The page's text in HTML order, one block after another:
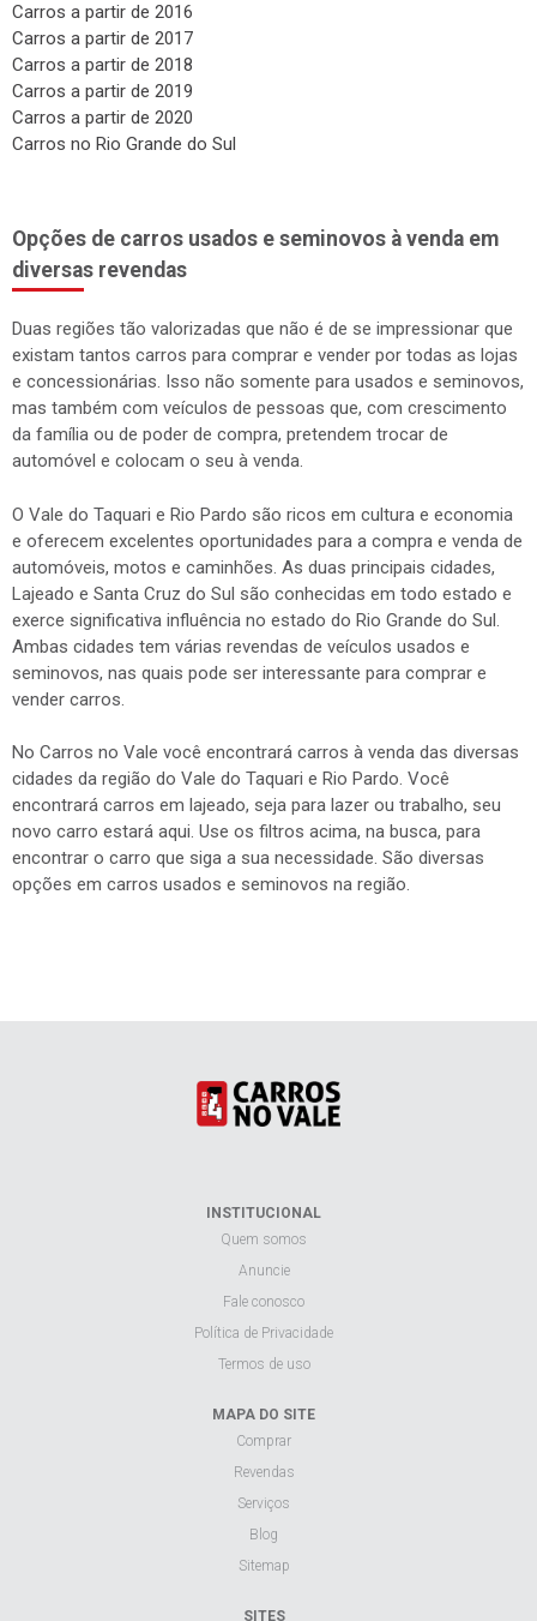
Carros a partir de 2016
Carros a partir de 2017
Carros a partir de 2018
Carros a partir de 2019
Carros a partir de 2020
Carros no Rio Grande do Sul
Opções de carros usados e seminovos à venda em
diversas revendas
Duas regiões tão valorizadas que não é de se impressionar que
existam tantos carros para comprar e vender por todas as lojas
e concessionárias. Isso não somente para usados e seminovos,
mas também com veículos de pessoas que, com crescimento
da família ou de poder de compra, pretendem trocar de
automóvel e colocam o seu à venda.
O Vale do Taquari e Rio Pardo são ricos em cultura e economia
e oferecem excelentes oportunidades para a compra e venda de
automóveis, motos e caminhões. As duas principais cidades,
Lajeado e Santa Cruz do Sul são conhecidas em todo estado e
exerce significativa influência no estado do Rio Grande do Sul.
Ambas cidades tem várias revendas de veículos usados e
seminovos, nas quais pode ser interessante para comprar e
vender carros.
No Carros no Vale você encontrará carros à venda das diversas
cidades da região do Vale do Taquari e Rio Pardo. Você
encontrará carros em lajeado, seja para lazer ou trabalho, seu
novo carro estará aqui. Use os filtros acima, na busca, para
encontrar o carro que siga a sua necessidade. São diversas
opções em carros usados e seminovos na região.
INSTITUCIONAL
Quem somos
Anuncie
Fale conosco
Política de Privacidade
Termos de uso
MAPA DO SITE
Comprar
Revendas
Serviços
Blog
Sitemap
SITES